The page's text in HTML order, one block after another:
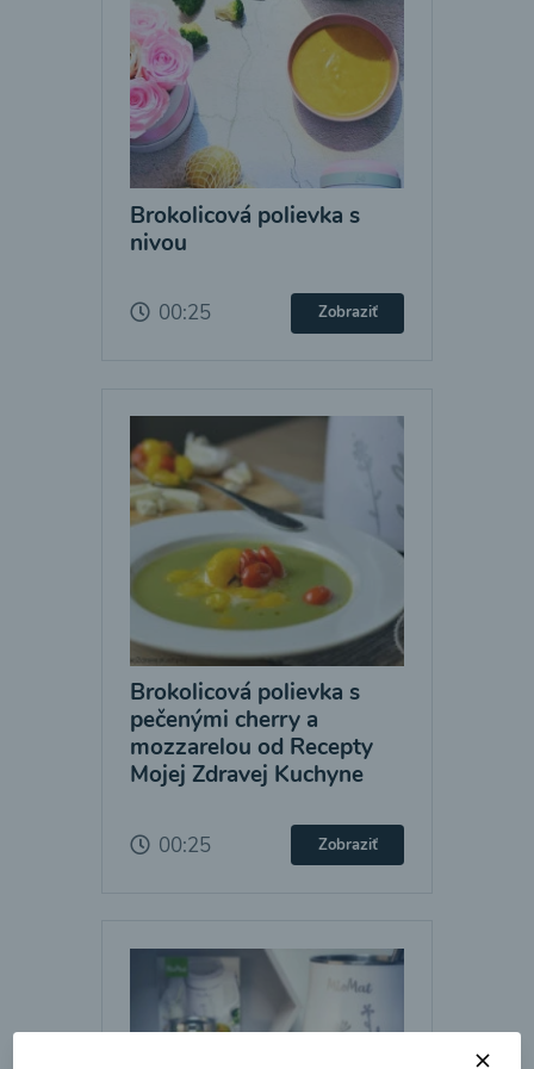
Brokolicová polievka s
nivou
00:25 Zobraziť
Brokolicová polievka s
pečenými cherry a
mozzarelou od Recepty
Mojej Zdravej Kuchyne
00:25 Zobraziť